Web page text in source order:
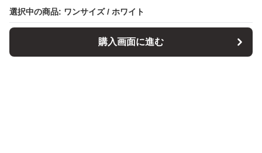
選択中の商品: ワンサイズ / ホワイト
購入画面に進む